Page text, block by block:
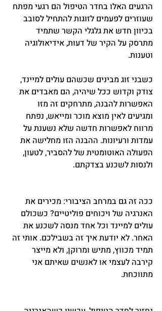
הרגעים האלו בחדר הטיפול הם רגעי מפתח
שעוזרים לפעמים לזוגות להתחיל לסובב
בכיוון חדש את גלגלי הקשר שתמיד
מתרסק על הקיר של דעות, אידיאולוגיה
וטענות.
כשבני זוג מבינים שכשהם עולים למיינד,
צודק וקדוש ככל שיהיה, הם מאבדים את
האפשרות להבנה, מתרחקים זה מזו
ומגיעים לאין מוצא מוכר ומייאש, נפתח
מרווח לאפשרות חדשה שלא נשענת על
עמדות ורעיונות. ההבנה הזו מחלישה את
הפעולה האוטומטית של להסביר, לטעון,
ולנסות לשכנע בצדקתם.
ככה זה גם במרחב הציבורי: מכירים את
האנרגיה של ויכוחים פוליטיים? כשכולם
עולים למיינד וכל אחד מנסה לשכנע את
האחר. לא יודעת איך זה בשבילכם. אותי זה
תמיד מכווץ, מתיש ומרוקן, ולא מייצר
קירבה לעצמי או לאנשים שאיתם אני
מתווכחת.